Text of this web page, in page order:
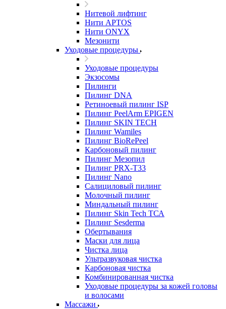
Нитевой лифтинг
Нити APTOS
Нити ONYX
Мезонити
Уходовые процедуры
Уходовые процедуры
Экзосомы
Пилинги
Пилинг DNA
Ретиноевый пилинг ISP
Пилинг PeelArm EPIGEN
Пилинг SKIN TECH
Пилинг Wamiles
Пилинг BioRePeel
Карбоновый пилинг
Пилинг Мезопил
Пилинг PRX-T33
Пилинг Nano
Салициловый пилинг
Молочный пилинг
Миндальный пилинг
Пилинг Skin Tech ТСА
Пилинг Sesderma
Обертывания
Маски для лица
Чистка лица
Ультразвуковая чистка
Карбоновая чистка
Комбинированная чистка
Уходовые процедуры за кожей головы
и волосами
Массажи